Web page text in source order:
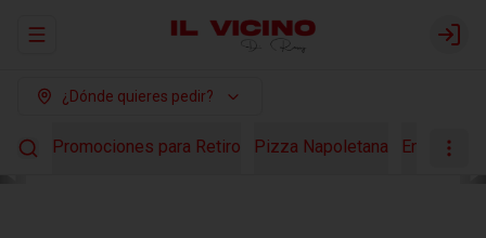
Abrir menu de navegación Login
¿Dónde quieres pedir?
Promociones para Retiro Pizza Napoletana Ensaladas